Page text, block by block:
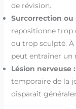
de révision.
Surcorrection ou
repositionne trop
ou trop sculpté.
peut entraîner un
Lésion nerveuse :
temporaire de la
disparaît